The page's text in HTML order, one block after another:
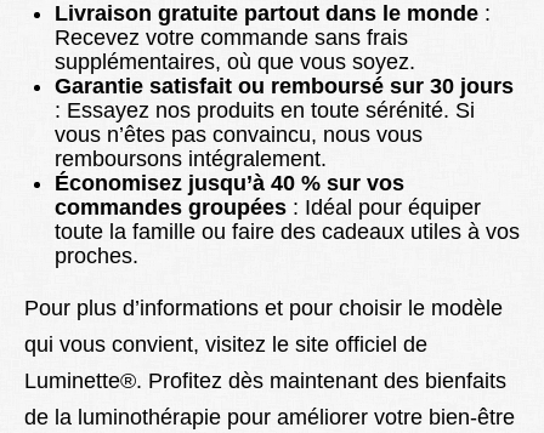
Livraison gratuite partout dans le monde :
Recevez votre commande sans frais
supplémentaires, où que vous soyez.
Garantie satisfait ou remboursé sur 30 jours
: Essayez nos produits en toute sérénité. Si
vous n’êtes pas convaincu, nous vous
remboursons intégralement.
Économisez jusqu’à 40 % sur vos
commandes groupées : Idéal pour équiper
toute la famille ou faire des cadeaux utiles à vos
proches.
Pour plus d’informations et pour choisir le modèle
qui vous convient, visitez le site officiel de
Luminette®. Profitez dès maintenant des bienfaits
de la luminothérapie pour améliorer votre bien-être